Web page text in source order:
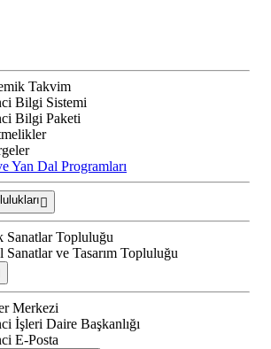
Takvim
Bilgi Sistemi
Bilgi Paketi
Yan Dal Programları
Sanatlar Topluluğu
Sanatlar ve Tasarım Topluluğu
Merkezi
İşleri Daire Başkanlığı
E-Posta